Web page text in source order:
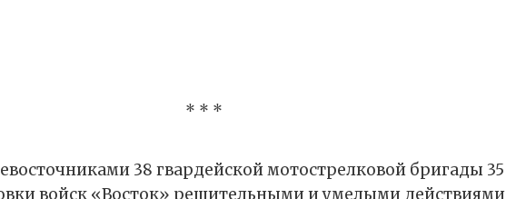
* * *
38 гвардейской мотострелковой бригады 35
войск «Восток» решительными и умелыми действиями